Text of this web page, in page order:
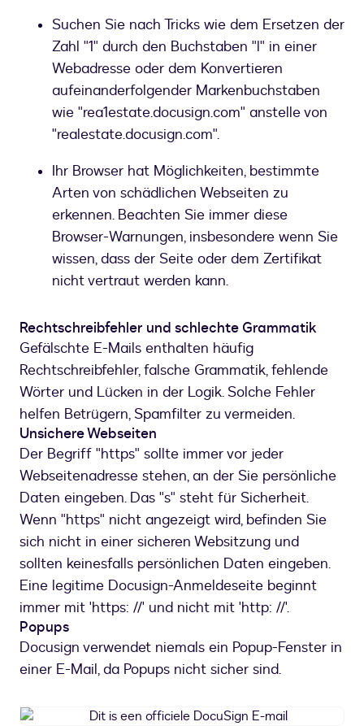
Suchen Sie nach Tricks wie dem Ersetzen der
Zahl "1" durch den Buchstaben "l" in einer
Webadresse oder dem Konvertieren
aufeinanderfolgender Markenbuchstaben
wie "rea1estate.docusign.com" anstelle von
"realestate.docusign.com".
Ihr Browser hat Möglichkeiten, bestimmte
Arten von schädlichen Webseiten zu
erkennen. Beachten Sie immer diese
Browser-Warnungen, insbesondere wenn Sie
wissen, dass der Seite oder dem Zertifikat
nicht vertraut werden kann.
Rechtschreibfehler und schlechte Grammatik
Gefälschte E-Mails enthalten häufig
Rechtschreibfehler, falsche Grammatik, fehlende
Wörter und Lücken in der Logik. Solche Fehler
helfen Betrügern, Spamfilter zu vermeiden.
Unsichere Webseiten
Der Begriff "https" sollte immer vor jeder
Webseitenadresse stehen, an der Sie persönliche
Daten eingeben. Das "s" steht für Sicherheit.
Wenn "https" nicht angezeigt wird, befinden Sie
sich nicht in einer sicheren Websitzung und
sollten keinesfalls persönlichen Daten eingeben.
Eine legitime Docusign-Anmeldeseite beginnt
immer mit 'https: //' und nicht mit 'http: //'.
Popups
Docusign verwendet niemals ein Popup-Fenster in
einer E-Mail, da Popups nicht sicher sind.
Dit